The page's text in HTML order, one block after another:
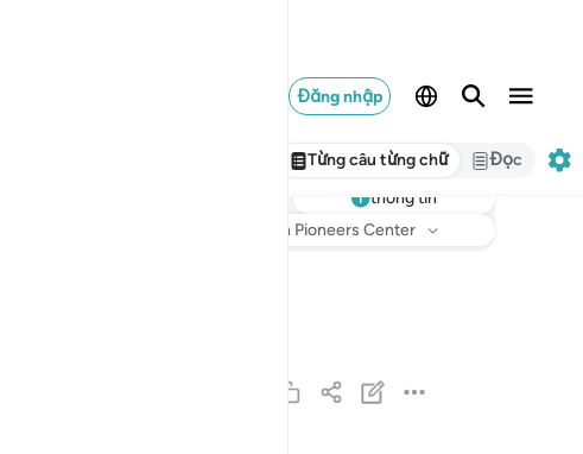
Đăng nhập
Từng câu từng chữ Đọc
thông tin
: Translation Pioneers Center